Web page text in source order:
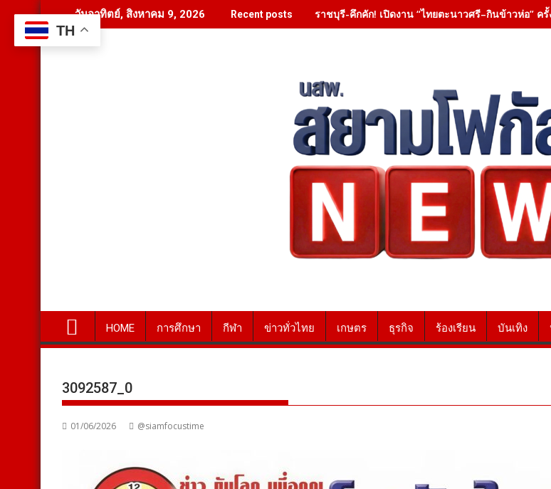
to
content
วันอาทิตย์, สิงหาคม 9, 2026 Recent posts ราชบุรี-คึกคัก! เปิดงาน “ไทยตะนาวศรี–กินข้าวห่อ” ค
HOME การศึกษา กีฬา ข่าวทั่วไทย เกษตร ธุรกิจ ร้องเรียน บันเทิง
3092587_0
01/06/2026 @siamfocustime
TH